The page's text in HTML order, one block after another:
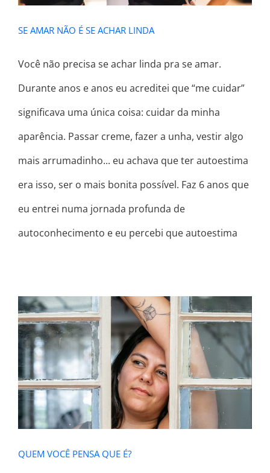
SE AMAR NÃO É SE ACHAR LINDA
Você não precisa se achar linda pra se amar.
Durante anos e anos eu acreditei que “me cuidar”
significava uma única coisa: cuidar da minha
aparência. Passar creme, fazer a unha, vestir algo
mais arrumadinho... eu achava que ter autoestima
era isso, ser o mais bonita possível. Faz 6 anos que
eu entrei numa jornada profunda de
autoconhecimento e eu percebi que autoestima
QUEM VOCÊ PENSA QUE É?
QUEM VOCÊ PENSA QUE É?